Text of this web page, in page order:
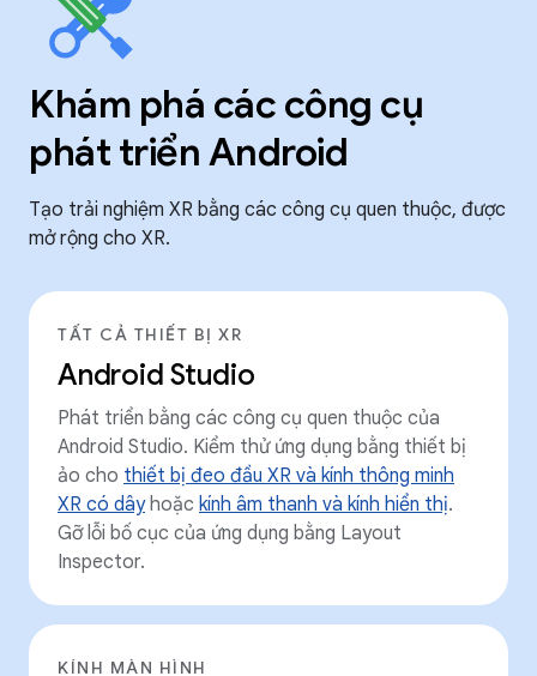
Khám phá các công cụ
phát triển Android
Tạo trải nghiệm XR bằng các công cụ quen thuộc, được
mở rộng cho XR.
TẤT CẢ THIẾT BỊ XR
Android Studio
Phát triển bằng các công cụ quen thuộc của
Android Studio. Kiểm thử ứng dụng bằng thiết bị
ảo cho thiết bị đeo đầu XR và kính thông minh
XR có dâyhoặc kính âm thanh và kính hiển thị.
Gỡ lỗi bố cục của ứng dụng bằng Layout
Inspector.
KÍNH MÀN HÌNH